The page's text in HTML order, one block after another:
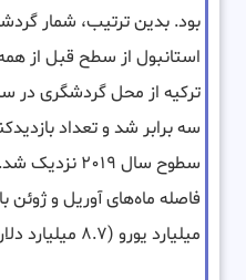
بود. بدین ترتیب، شمار
استانبول از سطح قبل از
سه برابر شد و تعداد
سطوح سال
میلیارد یورو (۸.۷ میلیارد دلار) رسید.